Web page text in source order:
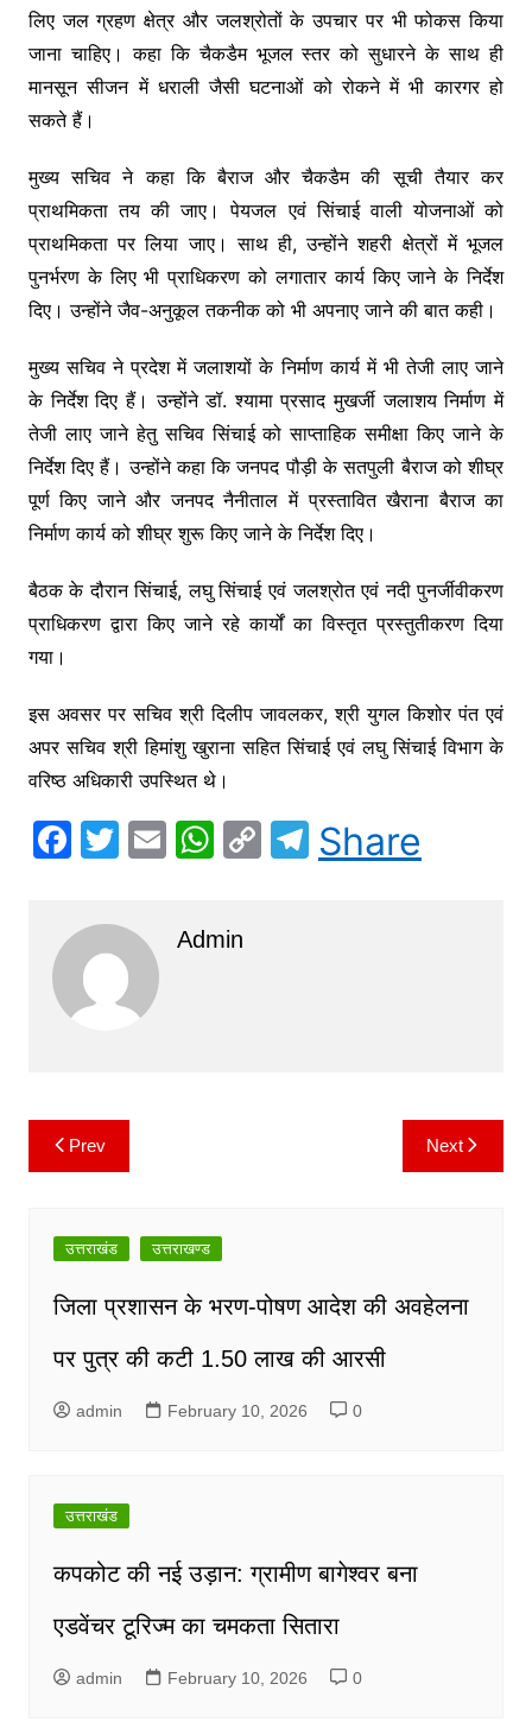
लिए जल ग्रहण क्षेत्र और जलश्रोतों के उपचार पर भी फोकस किया
जाना चाहिए। कहा कि चैकडैम भूजल स्तर को सुधारने के साथ ही
मानसून सीजन में धराली जैसी घटनाओं को रोकने में भी कारगर हो
सकते हैं।
मुख्य सचिव ने कहा कि बैराज और चैकडैम की सूची तैयार कर
प्राथमिकता तय की जाए। पेयजल एवं सिंचाई वाली योजनाओं को
प्राथमिकता पर लिया जाए। साथ ही, उन्होंने शहरी क्षेत्रों में भूजल
पुनर्भरण के लिए भी प्राधिकरण को लगातार कार्य किए जाने के निर्देश
दिए। उन्होंने जैव-अनुकूल तकनीक को भी अपनाए जाने की बात कही।
मुख्य सचिव ने प्रदेश में जलाशयों के निर्माण कार्य में भी तेजी लाए जाने
के निर्देश दिए हैं। उन्होंने डॉ. श्यामा प्रसाद मुखर्जी जलाशय निर्माण में
तेजी लाए जाने हेतु सचिव सिंचाई को साप्ताहिक समीक्षा किए जाने के
निर्देश दिए हैं। उन्होंने कहा कि जनपद पौड़ी के सतपुली बैराज को शीघ्र
पूर्ण किए जाने और जनपद नैनीताल में प्रस्तावित खैराना बैराज का
निर्माण कार्य को शीघ्र शुरू किए जाने के निर्देश दिए।
बैठक के दौरान सिंचाई, लघु सिंचाई एवं जलश्रोत एवं नदी पुनर्जीवीकरण
प्राधिकरण द्वारा किए जाने रहे कार्यों का विस्तृत प्रस्तुतीकरण दिया
गया।
इस अवसर पर सचिव श्री दिलीप जावलकर, श्री युगल किशोर पंत एवं
अपर सचिव श्री हिमांशु खुराना सहित सिंचाई एवं लघु सिंचाई विभाग के
वरिष्ठ अधिकारी उपस्थित थे।
F
c
e
b
o
T
itt
er
E W
s
C T
el
Share
Admin
Post
navigation
Prev Next
उत्तराखंड उत्तराखण्ड
जिला प्रशासन के भरण-पोषण आदेश की अवहेलना
पर पुत्र की कटी 1.50 लाख की आरसी
admin February 10, 2026 0
उत्तराखंड
कपकोट की नई उड़ान: ग्रामीण बागेश्वर बना
एडवेंचर टूरिज्म का चमकता सितारा
admin February 10, 2026 0